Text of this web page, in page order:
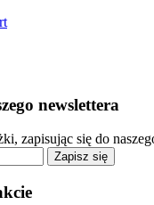
newslettera
zapisując się do
Zapisz się